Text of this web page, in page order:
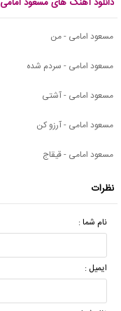
مسعود امامی - من
مسعود امامی - سردم شده
مسعود امامی - آشتی
مسعود امامی - آرزو کن
مسعود امامی - قیقاج
نظرات
نام شما :
ایمیل :